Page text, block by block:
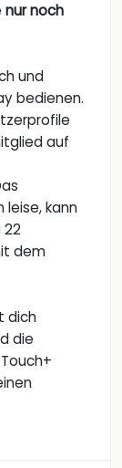
nur noch
und
bedienen.
auf
kann
22
dem
dich
die